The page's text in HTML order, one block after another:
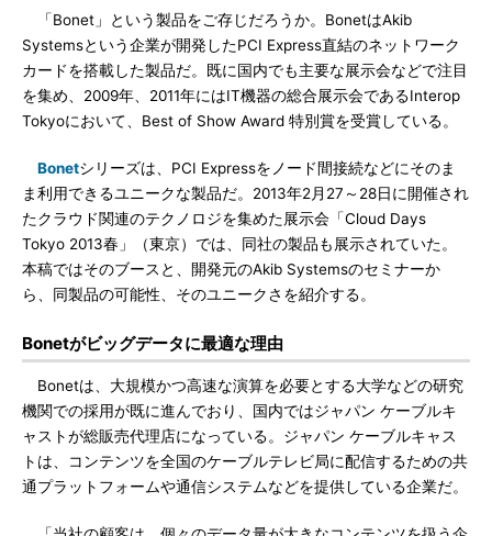
「Bonet」という製品をご存じだろうか。BonetはAkib
Systemsという企業が開発したPCI Express直結のネットワーク
カードを搭載した製品だ。既に国内でも主要な展示会などで注目
を集め、2009年、2011年にはIT機器の総合展示会であるInterop
Tokyoにおいて、Best of Show Award 特別賞を受賞している。
Bonetシリーズは、PCI Expressをノード間接続などにそのま
ま利用できるユニークな製品だ。2013年2月27～28日に開催され
たクラウド関連のテクノロジを集めた展示会「Cloud Days
Tokyo 2013春」（東京）では、同社の製品も展示されていた。
本稿ではそのブースと、開発元のAkib Systemsのセミナーか
ら、同製品の可能性、そのユニークさを紹介する。
Bonetがビッグデータに最適な理由
Bonetは、大規模かつ高速な演算を必要とする大学などの研究
機関での採用が既に進んでおり、国内ではジャパン ケーブルキ
ャストが総販売代理店になっている。ジャパン ケーブルキャス
トは、コンテンツを全国のケーブルテレビ局に配信するための共
通プラットフォームや通信システムなどを提供している企業だ。